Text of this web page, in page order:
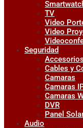
TV
Video
Video
Seguridad
Accesorios
Cables y
Camaras
Camaras
Camaras
DVR
Panel
Audio